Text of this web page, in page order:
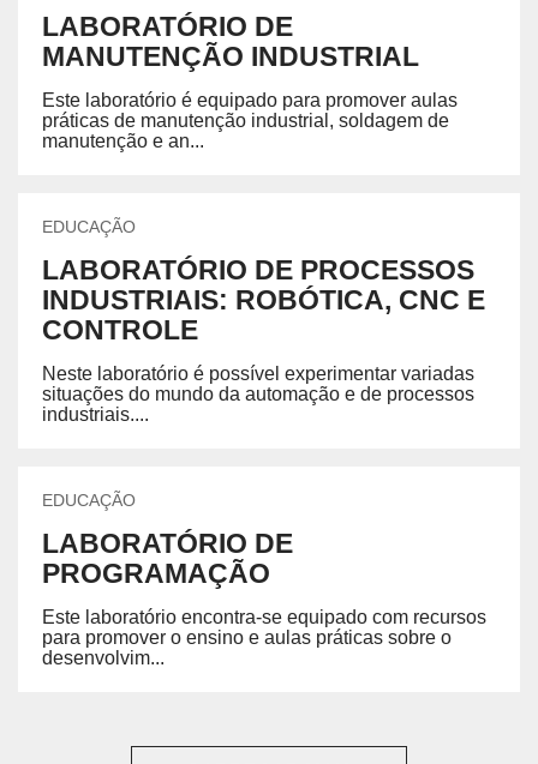
LABORATÓRIO DE
MANUTENÇÃO INDUSTRIAL
Este laboratório é equipado para promover aulas
práticas de manutenção industrial, soldagem de
manutenção e an...
EDUCAÇÃO
LABORATÓRIO DE PROCESSOS
INDUSTRIAIS: ROBÓTICA, CNC E
CONTROLE
Neste laboratório é possível experimentar variadas
situações do mundo da automação e de processos
industriais....
EDUCAÇÃO
LABORATÓRIO DE
PROGRAMAÇÃO
Este laboratório encontra-se equipado com recursos
para promover o ensino e aulas práticas sobre o
desenvolvim...